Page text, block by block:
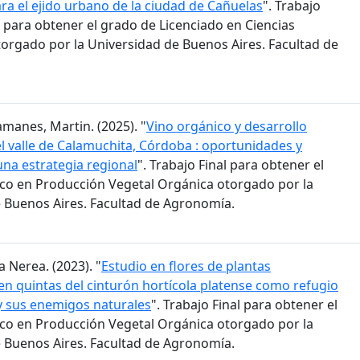
el ejido urbano de la ciudad de Cañuelas". Trabajo
obtener el grado de Licenciado en Ciencias
por la Universidad de Buenos Aires. Facultad de
Martin. (2025). "Vino orgánico y desarrollo
valle de Calamuchita, Córdoba : oportunidades y
estrategia regional". Trabajo Final para obtener el
en Producción Vegetal Orgánica otorgado por la
Aires. Facultad de Agronomía.
Nerea. (2023). "Estudio en flores de plantas
quintas del cinturón hortícola platense como refugio
sus enemigos naturales". Trabajo Final para obtener el
en Producción Vegetal Orgánica otorgado por la
Aires. Facultad de Agronomía.